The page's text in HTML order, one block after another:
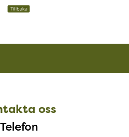
utbud
oss
Telefon